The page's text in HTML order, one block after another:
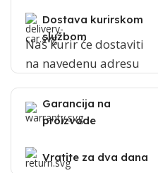
Dostava kurirskom
službom
Naš kurir će dostaviti
na navedenu adresu
Garancija na
proizvode
Vratite za dva dana